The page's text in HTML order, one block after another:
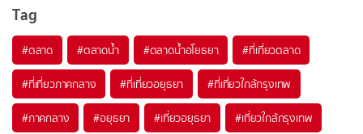
Tag
#ตลาด #ตลาดน้ำ #ตลาดน้ำอโยธยา #ที่เที่ยวตลาด
#ที่เที่ยวภาคกลาง #ที่เที่ยวอยุธยา #ที่เที่ยวใกล้กรุงเทพ
#ภาคกลาง #อยุธยา #เที่ยวอยุธยา #เที่ยวใกล้กรุงเทพ